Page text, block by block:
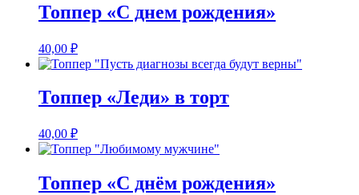
Топпер «С днем рождения»
40,00 ₽
Топпер «Леди» в торт
40,00 ₽
Топпер «С днём рождения»